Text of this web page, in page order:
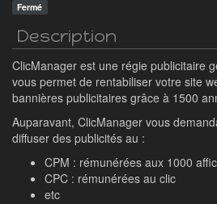
Fermé
Description
ClicManager est une régie publicitaire
vous permet de rentabiliser votre site
bannières publicitaires grâce à 1500
Auparavant, ClicManager vous
diffuser des publicités au :
CPM : rémunérées aux 1000
CPC : rémunérées au clic
etc